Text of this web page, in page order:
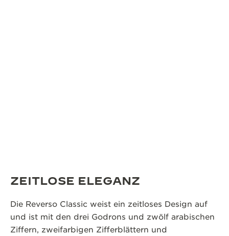
ZEITLOSE ELEGANZ
Die Reverso Classic weist ein zeitloses Design auf
und ist mit den drei Godrons und zwölf arabischen
Ziffern, zweifarbigen Zifferblättern und